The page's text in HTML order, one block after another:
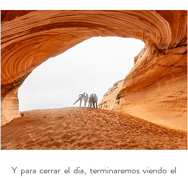
Y para cerrar el día, terminaremos viendo el